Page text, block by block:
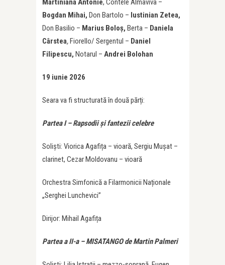
Martiniana Antonie, Contele Almaviva –
Bogdan Mihai, Don Bartolo – Iustinian Zetea,
Don Basilio – Marius Boloș, Berta – Daniela
Cârstea, Fiorello/ Sergentul – Daniel
Filipescu, Notarul – Andrei Bolohan
19 iunie 2026
Seara va fi structurată în două părți:
Partea I – Rapsodii și fantezii celebre
Soliști: Viorica Agafița – vioară, Sergiu Mușat –
clarinet, Cezar Moldovanu – vioară
Orchestra Simfonică a Filarmonicii Naționale
„Serghei Lunchevici”
Dirijor: Mihail Agafița
Partea a II-a – MISATANGO de Martin Palmeri